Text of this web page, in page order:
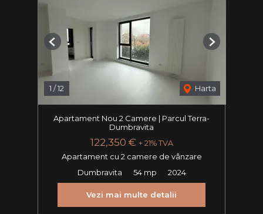
1 /12 Harta
Previous Next
Apartament Nou 2 Camere | Parcul Terra-
Dumbravita
122,350 € + 21% TVA
Apartament cu 2 camere de vânzare
Dumbravita
54 mp 2024
Vezi mai multe detalii